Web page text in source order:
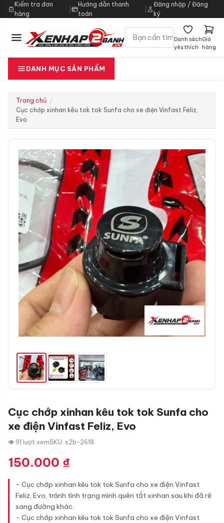
Kiểm tra đơn
hàng
|
Hướng dẫn thanh
toán
Đăng nhập / Đăng
ký
Danh sách
yêu thích
Giỏ
hàng
DANH MỤC SẢN PHẨM
Trang chủ
Cục chớp xinhan kêu tok tok Sunfa cho xe điện Vinfast Feliz,
Evo
Cục chớp xinhan kêu tok tok Sunfa cho
xe điện Vinfast Feliz, Evo
👁 91 lượt xemSKU: s2b-2618
150.000 ₫
- Cục chớp xinhan kêu tok tok Sunfa cho xe điện Vinfast
Feliz, Evo, tránh tình trạng mình quên tắt xinhan sau khi đã rẽ
sang đường khác.
- Cục chớp xinhan kêu tok tok Sunfa cho xe điện Vinfast